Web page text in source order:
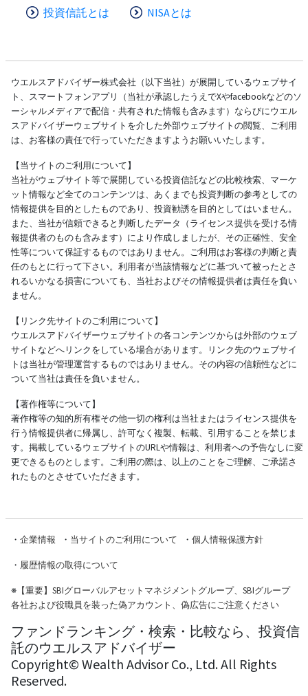
投資信託とは NISAとは
ウエルスアドバイザー株式会社（以下当社）が展開しているウェブサイ
ト、スマートフォンアプリ（当社が承認したうえでXやfacebookなどのソ
ーシャルメディアで配信・共有された情報も含みます）ならびにウエル
スアドバイザーウェブサイトを介した外部ウェブサイトの閲覧、ご利用
は、お客様の責任で行っていただきますようお願いいたします。
【当サイトのご利用について】
当社がウェブサイト等で展開している投資信託などの比較検索、マーケ
ット情報など全てのコンテンツは、あくまでも投資判断の参考としての
情報提供を目的としたものであり、投資勧誘を目的としてはいません。
また、当社が信頼できると判断したデータ（ライセンス提供を受ける情
報提供者のものも含みます）により作成しましたが、その正確性、安全
性等について保証するものではありません。ご利用はお客様の判断と責
任のもとに行って下さい。利用者が当該情報などに基づいて被ったとさ
れるいかなる損害についても、当社およびその情報提供者は責任を負い
ません。
【リンク先サイトのご利用について】
ウエルスアドバイザーウェブサイトの各コンテンツからは外部のウェブ
サイトなどへリンクをしている場合があります。リンク先のウェブサイ
トは当社が管理運営するものではありません。その内容の信頼性などに
ついて当社は責任を負いません。
【著作権等について】
著作権等の知的所有権その他一切の権利は当社またはライセンス提供を
行う情報提供者に帰属し、許可なく複製、転載、引用することを禁じま
す。掲載しているウェブサイトのURLや情報は、利用者への予告なしに変
更できるものとします。ご利用の際は、以上のことをご理解、ご承諾さ
れたものとさせていただきます。
・ 企業情報 ・ 当サイトのご利用について ・ 個人情報保護方針
・ 履歴情報の取得について
※【重要】SBIグローバルアセットマネジメントグループ、SBIグループ
各社および役職員を装った偽アカウント、偽広告にご注意ください
ファンドランキング・検索・比較なら、投資信
託のウエルスアドバイザー
Copyright© Wealth Advisor Co., Ltd. All Rights
Reserved.